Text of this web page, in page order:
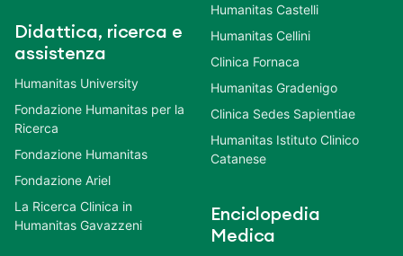
Didattica, ricerca e
assistenza
Humanitas University
Fondazione Humanitas per la
Ricerca
Fondazione Humanitas
Fondazione Ariel
La Ricerca Clinica in
Humanitas Gavazzeni
Humanitas Castelli
Humanitas Cellini
Clinica Fornaca
Humanitas Gradenigo
Clinica Sedes Sapientiae
Humanitas Istituto Clinico
Catanese
Enciclopedia
Medica